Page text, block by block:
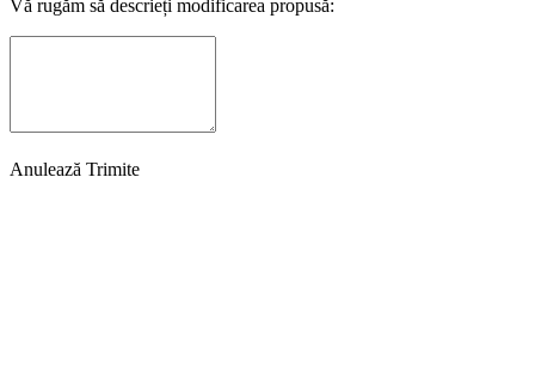
Vă rugăm să descrieți modificarea propusă:
Anulează Trimite